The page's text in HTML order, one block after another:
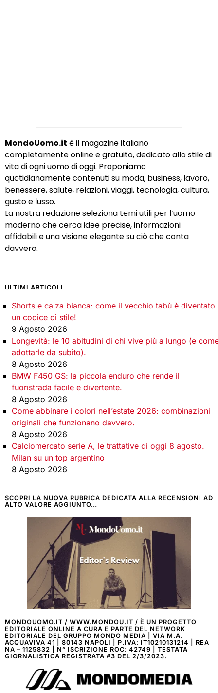
MondoUomo.it è il magazine italiano
completamente online e gratuito, dedicato allo stile di
vita di ogni uomo di oggi. Proponiamo
quotidianamente contenuti su moda, business, lavoro,
benessere, salute, relazioni, viaggi, tecnologia, cultura,
gusto e lusso.
La nostra redazione seleziona temi utili per l’uomo
moderno che cerca idee precise, informazioni
affidabili e una visione elegante su ciò che conta
davvero.
ULTIMI ARTICOLI
Shorts e calza bianca: come il vecchio tabù è diventato
un codice di stile!
9 Agosto 2026
Longevità: le 10 abitudini di chi vive più a lungo (e
adottarle da subito).
8 Agosto 2026
BMW F450 GS: la piccola enduro che rende il
fuoristrada facile e divertente.
8 Agosto 2026
Come abbinare i colori nell’estate 2026: combinazioni
originali che funzionano davvero.
8 Agosto 2026
Calciomercato serie A, le trattative di oggi 8 agosto.
Milan su un top argentino
8 Agosto 2026
SCOPRI LA NUOVA RUBRICA DEDICATA ALLA RECENSIONI AD
ALTO VALORE AGGIUNTO…
MONDOUOMO.IT / WWW.MONDOU.IT / È UN PROGETTO
EDITORIALE ONLINE A CURA E PARTE DEL NETWORK
EDITORIALE DEL GRUPPO MONDO MEDIA | VIA M.A.
ACQUAVIVA 41 | 80143 NAPOLI | P.IVA: IT10210131214 | REA
NA – 1125832 | N° ISCRIZIONE ROC: 42749 | TESTATA
GIORNALISTICA REGISTRATA #3 DEL 2/3/2023.